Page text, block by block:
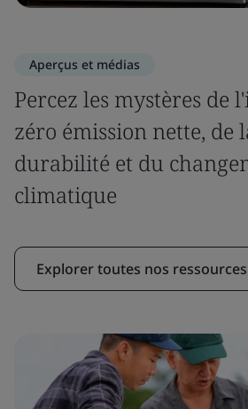
Aperçus et médias
Percez les mystères de
zéro émission nette, de
durabilité et du
climatique
Explorer toutes nos ressources